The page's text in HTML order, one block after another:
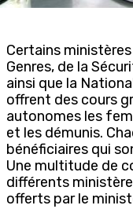
Certains
Genres, de la
ainsi que la
offrent des cours
autonomes les
et les démunis.
bénéficiaires qui
Une multitude de
différents
offerts par le